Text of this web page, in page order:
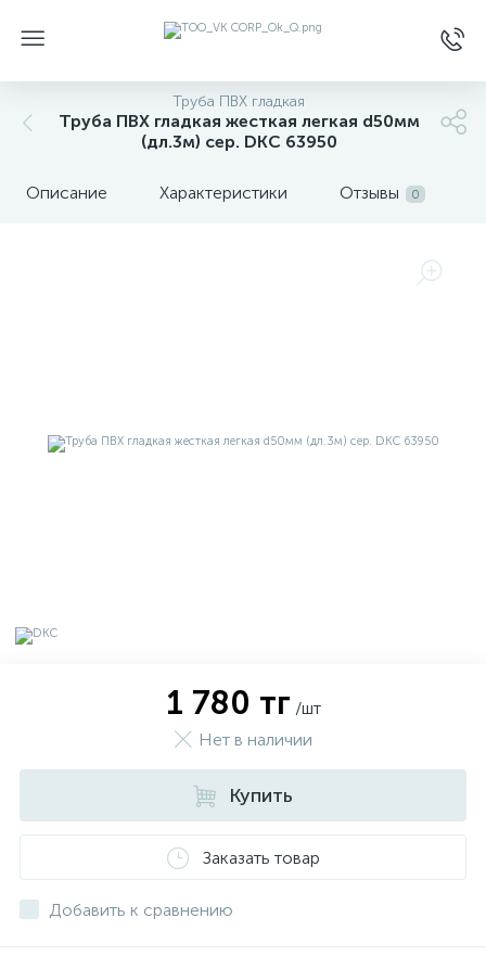
Труба ПВХ гладкая
Труба ПВХ гладкая жесткая легкая d50мм
(дл.3м) сер. DKC 63950
Описание Характеристики Отзывы 0
1 780 тг /шт
Нет в наличии
Купить
Заказать товар
Добавить к сравнению